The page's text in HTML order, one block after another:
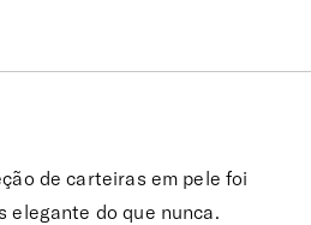
de carteiras em pele foi
elegante do que nunca.